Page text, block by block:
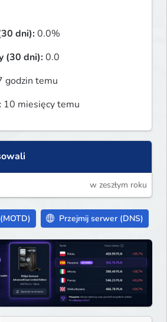
dni):0.0%
(30 dni):0.0
godzin temu
10 miesięcy temu
w zeszłym roku
Przejmij serwer (DNS)